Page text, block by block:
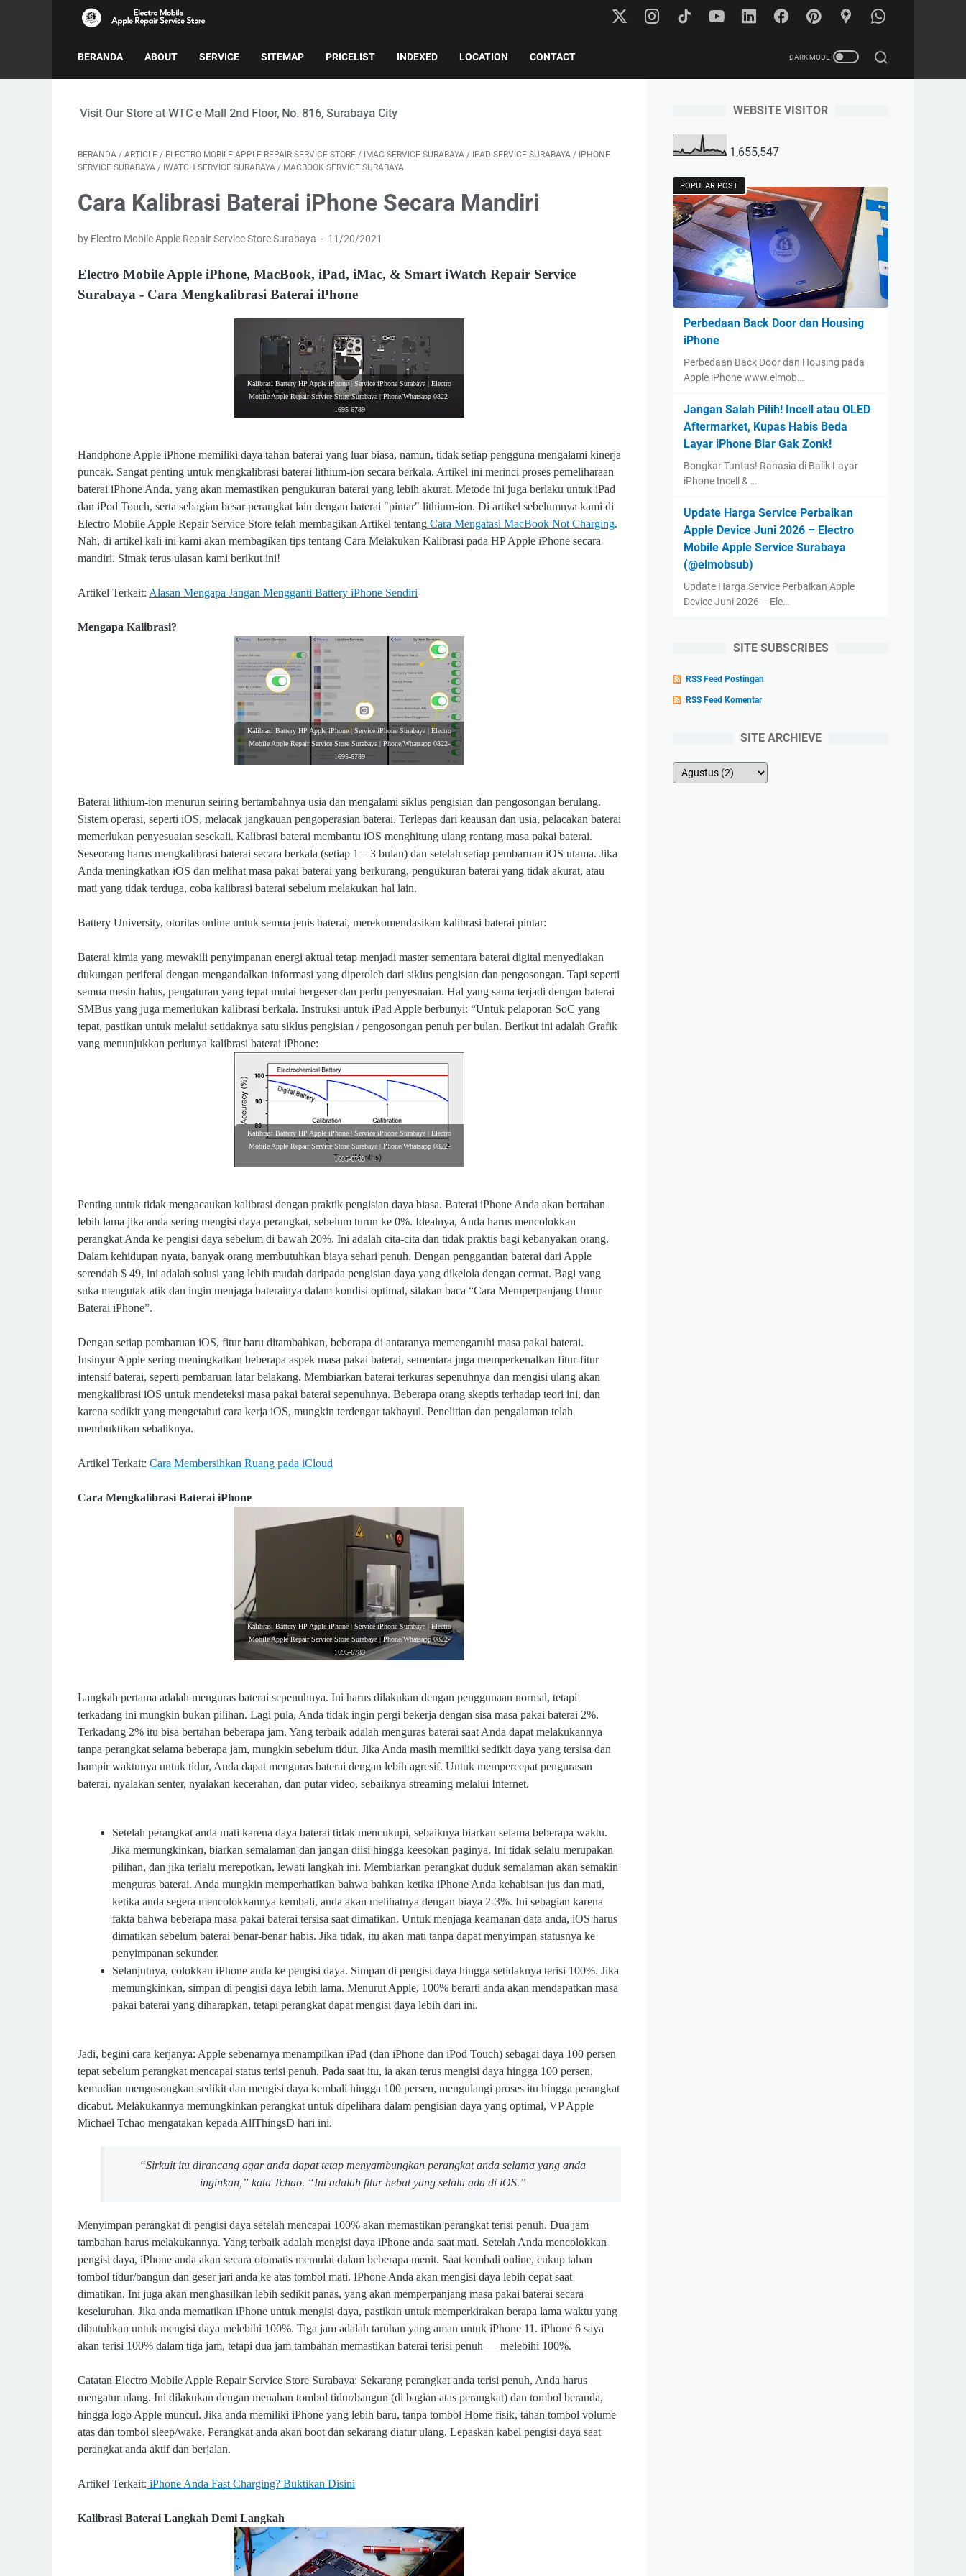
BERANDA ABOUT SERVICE SITEMAP PRICELIST INDEXED LOCATION CONTACT
Visit Our Store at WTC e-Mall 2nd Floor, No. 816, Surabaya City
BERANDA / ARTICLE / ELECTRO MOBILE APPLE REPAIR SERVICE STORE / IMAC SERVICE SURABAYA / IPAD SERVICE SURABAYA / IPHONE
SERVICE SURABAYA / IWATCH SERVICE SURABAYA / MACBOOK SERVICE SURABAYA
Cara Kalibrasi Baterai iPhone Secara Mandiri
by Electro Mobile Apple Repair Service Store Surabaya 11/20/2021
Electro Mobile Apple iPhone, MacBook, iPad, iMac, & Smart iWatch Repair Service
Surabaya - Cara Mengkalibrasi Baterai iPhone
Kalibrasi Battery HP Apple iPhone | Service iPhone Surabaya | Electro
Mobile Apple Repair Service Store Surabaya | Phone/Whatsapp 0822-
1695-6789
Handphone Apple iPhone memiliki daya tahan baterai yang luar biasa, namun, tidak setiap pengguna mengalami kinerja
puncak. Sangat penting untuk mengkalibrasi baterai lithium-ion secara berkala. Artikel ini merinci proses pemeliharaan
baterai iPhone Anda, yang akan memastikan pengukuran baterai yang lebih akurat. Metode ini juga berlaku untuk iPad
dan iPod Touch, serta sebagian besar perangkat lain dengan baterai "pintar" lithium-ion. Di artikel sebelumnya kami di
Electro Mobile Apple Repair Service Store telah membagikan Artikel tentang Cara Mengatasi MacBook Not Charging.
Nah, di artikel kali ini kami akan membagikan tips tentang Cara Melakukan Kalibrasi pada HP Apple iPhone secara
mandiri. Simak terus ulasan kami berikut ini!
Artikel Terkait: Alasan Mengapa Jangan Mengganti Battery iPhone Sendiri
Mengapa Kalibrasi?
Kalibrasi Battery HP Apple iPhone | Service iPhone Surabaya | Electro
Mobile Apple Repair Service Store Surabaya | Phone/Whatsapp 0822-
1695-6789
Baterai lithium-ion menurun seiring bertambahnya usia dan mengalami siklus pengisian dan pengosongan berulang.
Sistem operasi, seperti iOS, melacak jangkauan pengoperasian baterai. Terlepas dari keausan dan usia, pelacakan baterai
memerlukan penyesuaian sesekali. Kalibrasi baterai membantu iOS menghitung ulang rentang masa pakai baterai.
Seseorang harus mengkalibrasi baterai secara berkala (setiap 1 – 3 bulan) dan setelah setiap pembaruan iOS utama. Jika
Anda meningkatkan iOS dan melihat masa pakai baterai yang berkurang, pengukuran baterai yang tidak akurat, atau
mati yang tidak terduga, coba kalibrasi baterai sebelum melakukan hal lain.
Battery University, otoritas online untuk semua jenis baterai, merekomendasikan kalibrasi baterai pintar:
Baterai kimia yang mewakili penyimpanan energi aktual tetap menjadi master sementara baterai digital menyediakan
dukungan periferal dengan mengandalkan informasi yang diperoleh dari siklus pengisian dan pengosongan. Tapi seperti
semua mesin halus, pengaturan yang tepat mulai bergeser dan perlu penyesuaian. Hal yang sama terjadi dengan baterai
SMBus yang juga memerlukan kalibrasi berkala. Instruksi untuk iPad Apple berbunyi: “Untuk pelaporan SoC yang
tepat, pastikan untuk melalui setidaknya satu siklus pengisian / pengosongan penuh per bulan. Berikut ini adalah Grafik
yang menunjukkan perlunya kalibrasi baterai iPhone:
Kalibrasi Battery HP Apple iPhone | Service iPhone Surabaya | Electro
Mobile Apple Repair Service Store Surabaya | Phone/Whatsapp 0822-
1695-6789
Penting untuk tidak mengacaukan kalibrasi dengan praktik pengisian daya biasa. Baterai iPhone Anda akan bertahan
lebih lama jika anda sering mengisi daya perangkat, sebelum turun ke 0%. Idealnya, Anda harus mencolokkan
perangkat Anda ke pengisi daya sebelum di bawah 20%. Ini adalah cita-cita dan tidak praktis bagi kebanyakan orang.
Dalam kehidupan nyata, banyak orang membutuhkan biaya sehari penuh. Dengan penggantian baterai dari Apple
serendah $ 49, ini adalah solusi yang lebih mudah daripada pengisian daya yang dikelola dengan cermat. Bagi yang
suka mengutak-atik dan ingin menjaga baterainya dalam kondisi optimal, silakan baca “Cara Memperpanjang Umur
Baterai iPhone”.
Dengan setiap pembaruan iOS, fitur baru ditambahkan, beberapa di antaranya memengaruhi masa pakai baterai.
Insinyur Apple sering meningkatkan beberapa aspek masa pakai baterai, sementara juga memperkenalkan fitur-fitur
intensif baterai, seperti pembaruan latar belakang. Membiarkan baterai terkuras sepenuhnya dan mengisi ulang akan
mengkalibrasi iOS untuk mendeteksi masa pakai baterai sepenuhnya. Beberapa orang skeptis terhadap teori ini, dan
karena sedikit yang mengetahui cara kerja iOS, mungkin terdengar takhayul. Penelitian dan pengalaman telah
membuktikan sebaliknya.
Artikel Terkait: Cara Membersihkan Ruang pada iCloud
Cara Mengkalibrasi Baterai iPhone
Kalibrasi Battery HP Apple iPhone | Service iPhone Surabaya | Electro
Mobile Apple Repair Service Store Surabaya | Phone/Whatsapp 0822-
1695-6789
Langkah pertama adalah menguras baterai sepenuhnya. Ini harus dilakukan dengan penggunaan normal, tetapi
terkadang ini mungkin bukan pilihan. Lagi pula, Anda tidak ingin pergi bekerja dengan sisa masa pakai baterai 2%.
Terkadang 2% itu bisa bertahan beberapa jam. Yang terbaik adalah menguras baterai saat Anda dapat melakukannya
tanpa perangkat selama beberapa jam, mungkin sebelum tidur. Jika Anda masih memiliki sedikit daya yang tersisa dan
hampir waktunya untuk tidur, Anda dapat menguras baterai dengan lebih agresif. Untuk mempercepat pengurasan
baterai, nyalakan senter, nyalakan kecerahan, dan putar video, sebaiknya streaming melalui Internet.
Setelah perangkat anda mati karena daya baterai tidak mencukupi, sebaiknya biarkan selama beberapa waktu.
Jika memungkinkan, biarkan semalaman dan jangan diisi hingga keesokan paginya. Ini tidak selalu merupakan
pilihan, dan jika terlalu merepotkan, lewati langkah ini. Membiarkan perangkat duduk semalaman akan semakin
menguras baterai. Anda mungkin memperhatikan bahwa bahkan ketika iPhone Anda kehabisan jus dan mati,
ketika anda segera mencolokkannya kembali, anda akan melihatnya dengan biaya 2-3%. Ini sebagian karena
fakta bahwa beberapa masa pakai baterai tersisa saat dimatikan. Untuk menjaga keamanan data anda, iOS harus
dimatikan sebelum baterai benar-benar habis. Jika tidak, itu akan mati tanpa dapat menyimpan statusnya ke
penyimpanan sekunder.
Selanjutnya, colokkan iPhone anda ke pengisi daya. Simpan di pengisi daya hingga setidaknya terisi 100%. Jika
memungkinkan, simpan di pengisi daya lebih lama. Menurut Apple, 100% berarti anda akan mendapatkan masa
pakai baterai yang diharapkan, tetapi perangkat dapat mengisi daya lebih dari ini.
Jadi, begini cara kerjanya: Apple sebenarnya menampilkan iPad (dan iPhone dan iPod Touch) sebagai daya 100 persen
tepat sebelum perangkat mencapai status terisi penuh. Pada saat itu, ia akan terus mengisi daya hingga 100 persen,
kemudian mengosongkan sedikit dan mengisi daya kembali hingga 100 persen, mengulangi proses itu hingga perangkat
dicabut. Melakukannya memungkinkan perangkat untuk dipelihara dalam pengisian daya yang optimal, VP Apple
Michael Tchao mengatakan kepada AllThingsD hari ini.
“Sirkuit itu dirancang agar anda dapat tetap menyambungkan perangkat anda selama yang anda
inginkan,” kata Tchao. “Ini adalah fitur hebat yang selalu ada di iOS.”
Menyimpan perangkat di pengisi daya setelah mencapai 100% akan memastikan perangkat terisi penuh. Dua jam
tambahan harus melakukannya. Yang terbaik adalah mengisi daya iPhone anda saat mati. Setelah Anda mencolokkan
pengisi daya, iPhone anda akan secara otomatis memulai dalam beberapa menit. Saat kembali online, cukup tahan
tombol tidur/bangun dan geser jari anda ke atas tombol mati. IPhone Anda akan mengisi daya lebih cepat saat
dimatikan. Ini juga akan menghasilkan lebih sedikit panas, yang akan memperpanjang masa pakai baterai secara
keseluruhan. Jika anda mematikan iPhone untuk mengisi daya, pastikan untuk memperkirakan berapa lama waktu yang
dibutuhkan untuk mengisi daya melebihi 100%. Tiga jam adalah taruhan yang aman untuk iPhone 11. iPhone 6 saya
akan terisi 100% dalam tiga jam, tetapi dua jam tambahan memastikan baterai terisi penuh — melebihi 100%.
Catatan Electro Mobile Apple Repair Service Store Surabaya: Sekarang perangkat anda terisi penuh, Anda harus
mengatur ulang. Ini dilakukan dengan menahan tombol tidur/bangun (di bagian atas perangkat) dan tombol beranda,
hingga logo Apple muncul. Jika anda memiliki iPhone yang lebih baru, tanpa tombol Home fisik, tahan tombol volume
atas dan tombol sleep/wake. Perangkat anda akan boot dan sekarang diatur ulang. Lepaskan kabel pengisi daya saat
perangkat anda aktif dan berjalan.
Artikel Terkait: iPhone Anda Fast Charging? Buktikan Disini
Kalibrasi Baterai Langkah Demi Langkah
WEBSITE VISITOR
1,655,547
POPULAR POST
Perbedaan Back Door dan Housing
iPhone
Perbedaan Back Door dan Housing pada
Apple iPhone www.elmob…
Jangan Salah Pilih! Incell atau OLED
Aftermarket, Kupas Habis Beda
Layar iPhone Biar Gak Zonk!
Bongkar Tuntas! Rahasia di Balik Layar
iPhone Incell & …
Update Harga Service Perbaikan
Apple Device Juni 2026 – Electro
Mobile Apple Service Surabaya
(@elmobsub)
Update Harga Service Perbaikan Apple
Device Juni 2026 – Ele…
SITE SUBSCRIBES
RSS Feed Postingan
RSS Feed Komentar
SITE ARCHIEVE